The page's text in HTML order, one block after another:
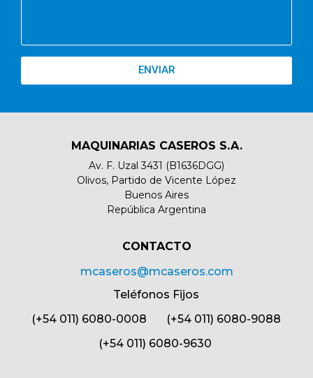
ENVIAR
MAQUINARIAS CASEROS S.A.
Av. F. Uzal 3431 (B1636DGG)
Olivos, Partido de Vicente López
Buenos Aires
República Argentina
CONTACTO​
mcaseros@mcaseros.com
Teléfonos Fijos
(+54 011) 6080-0008 (+54 011) 6080-9088
(+54 011) 6080-9630